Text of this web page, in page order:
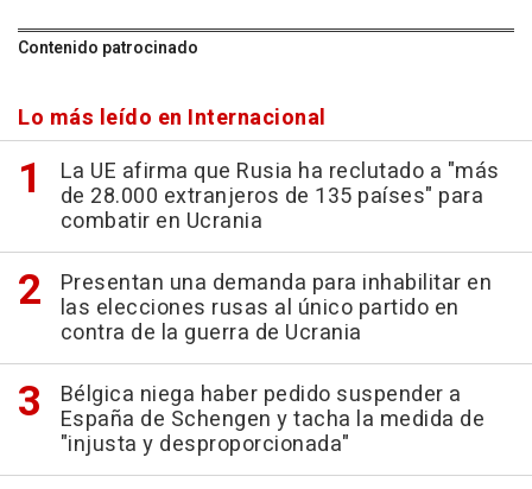
Contenido patrocinado
Lo más leído en Internacional
La UE afirma que Rusia ha reclutado a "más
de 28.000 extranjeros de 135 países" para
combatir en Ucrania
Presentan una demanda para inhabilitar en
las elecciones rusas al único partido en
contra de la guerra de Ucrania
Bélgica niega haber pedido suspender a
España de Schengen y tacha la medida de
"injusta y desproporcionada"